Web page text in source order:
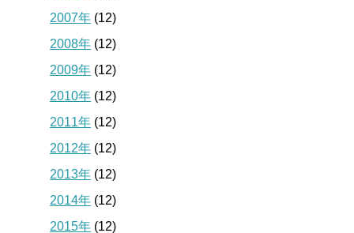
2007年 (12)
2008年 (12)
2009年 (12)
2010年 (12)
2011年 (12)
2012年 (12)
2013年 (12)
2014年 (12)
2015年 (12)